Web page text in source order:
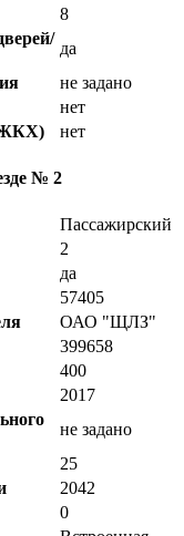
8
да
не задано
нет
ЖКХ)
нет
№ 2
Пассажирский
2
да
57405
ОАО "ЩЛЗ"
399658
400
2017
не задано
25
2042
0